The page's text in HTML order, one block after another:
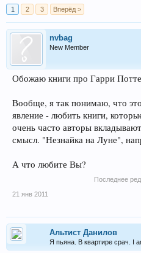
1 2 3 Вперёд >
nvbag
New Member
Обожаю книги про Гарри
Вообще, я так понимаю, что
явление - любить книги,
очень часто авторы
смысл. "Незнайка на Луне",
А что любите Вы?
Последнее
21 янв 2011
Альтист Данилов
Я пьяна. В квартире срач. I